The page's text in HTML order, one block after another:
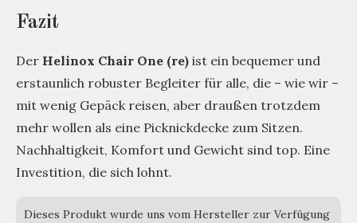
Fazit
Der Helinox Chair One (re) ist ein bequemer und
erstaunlich robuster Begleiter für alle, die – wie wir –
mit wenig Gepäck reisen, aber draußen trotzdem
mehr wollen als eine Picknickdecke zum Sitzen.
Nachhaltigkeit, Komfort und Gewicht sind top. Eine
Investition, die sich lohnt.
Dieses Produkt wurde uns vom Hersteller zur Verfügung